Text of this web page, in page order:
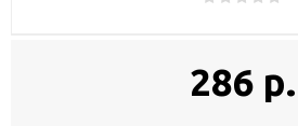
286 р.